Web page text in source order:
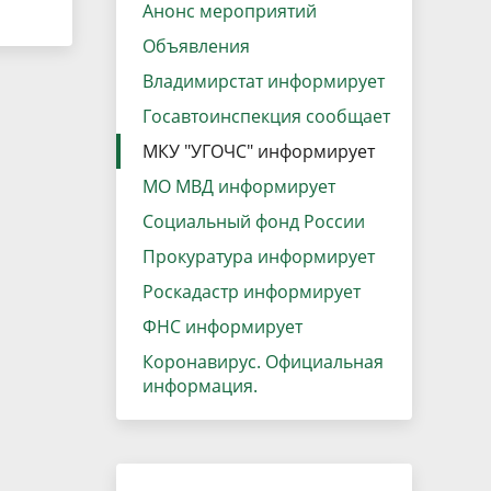
Городская среда
Региональный контроль
Поддержка малого и среднего
предпринимательства
Анонс мероприятий
Объявления
Владимирстат информирует
Госавтоинспекция сообщает
МКУ "УГОЧС" информирует
МО МВД информирует
Социальный фонд России
Прокуратура информирует
Роскадастр информирует
ФНС информирует
Коронавирус. Официальная
информация.